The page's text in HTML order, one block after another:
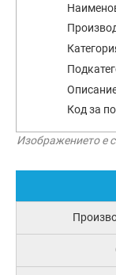
Код за
Изображението е